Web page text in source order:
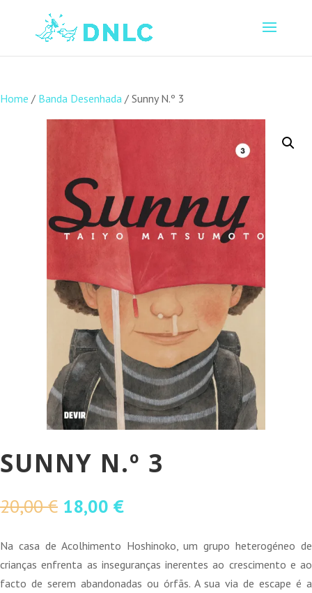
Home / Banda Desenhada / Sunny N.º 3
SUNNY N.º 3
20,00€ O
original
era:
20,00 €.
18,00 €O
atual
é:
18,00 €.
Na casa de Acolhimento Hoshinoko, um grupo heterogéneo de
crianças enfrenta as inseguranças inerentes ao crescimento e ao
facto de serem abandonadas ou órfãs. A sua via de escape é a